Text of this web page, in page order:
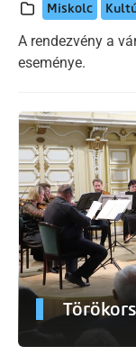
Miskolc
A rendezvény a
eseménye.